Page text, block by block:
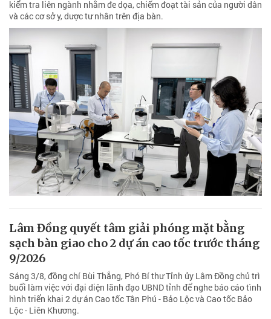
Sở Y tế Lâm Đồng cảnh báo thủ đoạn mạo
danh đoàn kiểm tra để lừa đảo
Ngày 3/8, Sở Y tế tỉnh Lâm Đồng ban hành văn bản cảnh báo về
tình trạng các đối tượng xấu giả danh cán bộ y tế, thành viên đoàn
kiểm tra liên ngành nhằm đe dọa, chiếm đoạt tài sản của người dân
và các cơ sở y, dược tư nhân trên địa bàn.